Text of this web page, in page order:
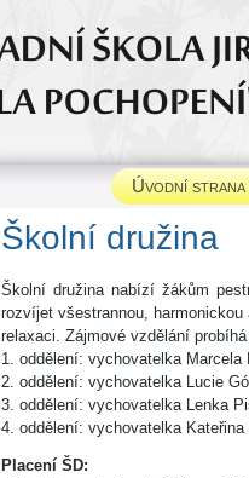
Úvodní strana
Školní družina nabízí žákům
rozvíjet všestrannou,
relaxaci. Zájmové vzdělání
1. oddělení: vychovatelka Marcela
2. oddělení: vychovatelka Lucie
3. oddělení: vychovatelka Lenka
4. oddělení: vychovatelka Kateřina
Placení ŠD: